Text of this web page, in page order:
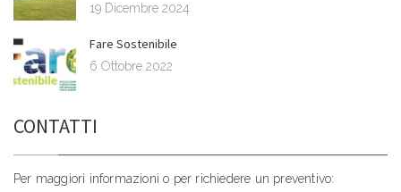
19 Dicembre 2024
Fare Sostenibile
6 Ottobre 2022
CONTATTI
Per maggiori informazioni o per richiedere un preventivo: